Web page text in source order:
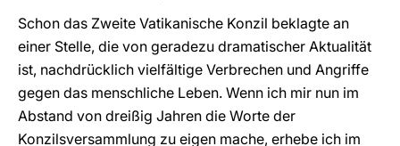
Schon das Zweite Vatikanische Konzil beklagte an
einer Stelle, die von geradezu dramatischer Aktualität
ist, nachdrücklich vielfältige Verbrechen und Angriffe
gegen das menschliche Leben. Wenn ich mir nun im
Abstand von dreißig Jahren die Worte der
Konzilsversammlung zu eigen mache, erhebe ich im